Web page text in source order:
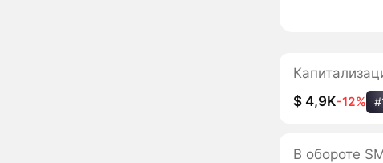
$ 4,9K-12%
В обороте